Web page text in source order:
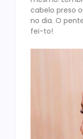
cabelo preso
no dia. O
fei-to!